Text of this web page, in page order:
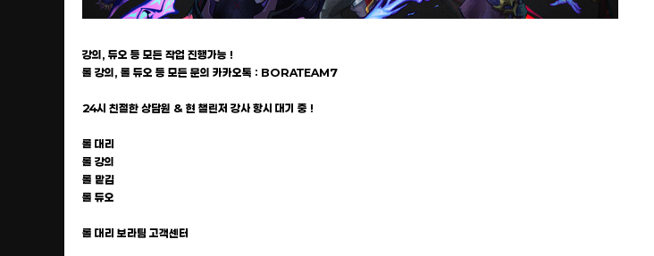
강의, 듀오 등 모든 작업 진행가능 !
롤 강의, 롤 듀오 등 모든 문의 카카오톡 : BORATEAM7
24시 친절한 상담원 & 현 챌린저 강사 항시 대기 중 !
롤 대리
롤 강의
롤 맡김
롤 듀오
롤 대리 보라팀 고객센터